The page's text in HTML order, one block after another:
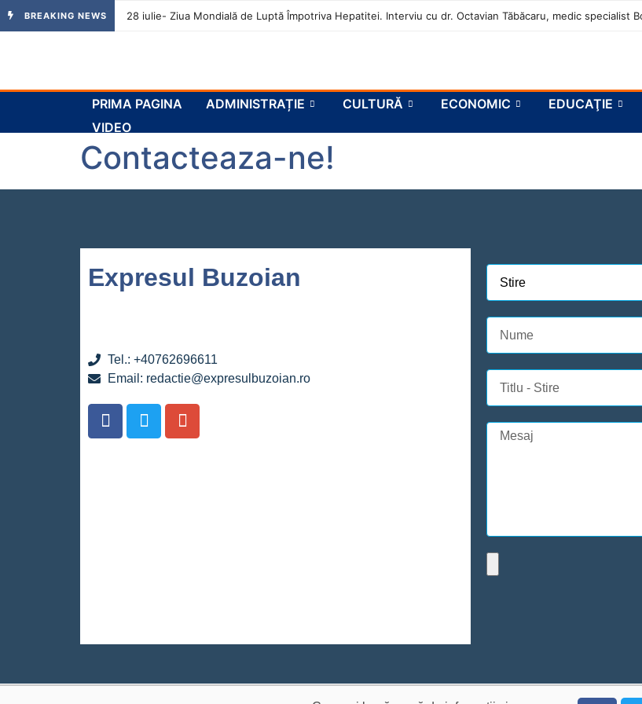
BREAKING NEWS 28 iulie- Ziua Mondială de Luptă Împotriva Hepatitei. Interviu cu dr. Octavian Tăbăcaru, medic specialist
PRIMA PAGINA ADMINISTRAȚIE CULTURĂ ECONOMIC EDUCAŢIE
VIDEO
Contacteaza-ne!
Expresul Buzoian
Tel.: +40762696611
Email: redactie@expresulbuzoian.ro